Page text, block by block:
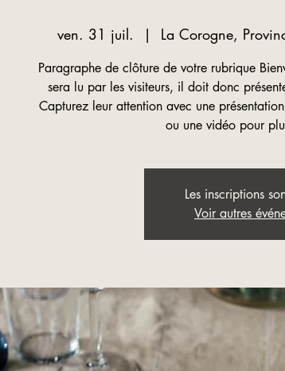
ven. 31 juil.
  |
La Corogne,
Paragraphe de clôture de votre rubrique
sera lu par les visiteurs, il doit donc
Capturez leur attention avec une
ou une vidéo pour
Les inscriptions
Voir autres